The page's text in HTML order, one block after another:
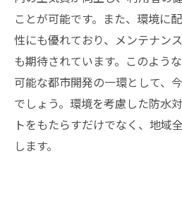
ことが可能です。また、環境に
性にも優れており、メンテナン
も期待されています。このよう
可能な都市開発の一環として、
でしょう。環境を考慮した防水
トをもたらすだけでなく、地域
します。